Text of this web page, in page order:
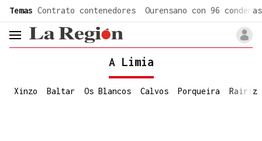
Temas Contrato contenedores Ourensano con 96 condenas
header.menu.open
A Limia
Xinzo Baltar Os Blancos Calvos Porqueira Rairiz